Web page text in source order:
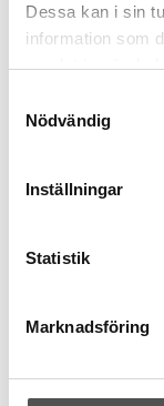
Dessa kan i sin
information som
samlat in när du
Nödvändig
Inställningar
Statistik
Marknadsföring
Prym
Vassa